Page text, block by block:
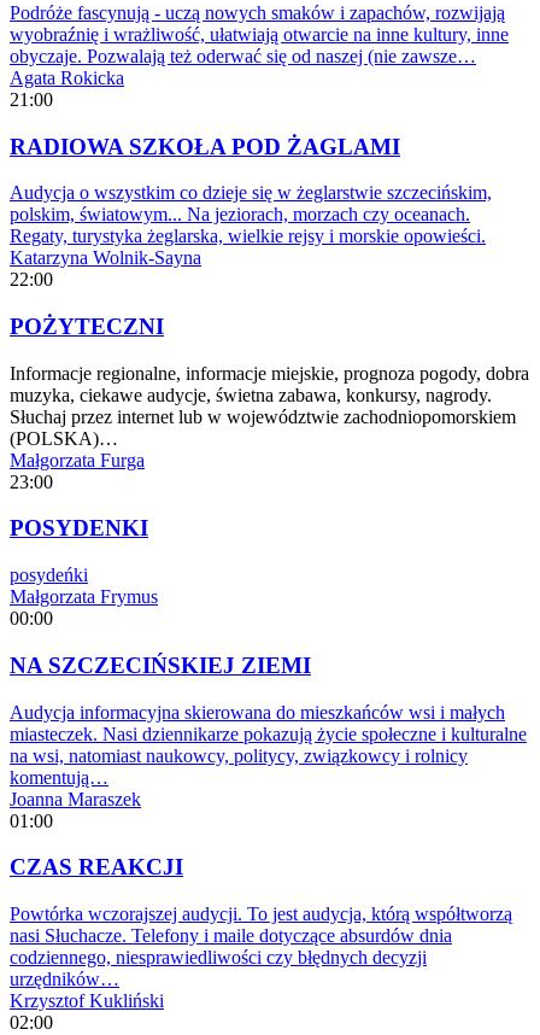
Podróże fascynują - uczą nowych smaków i zapachów, rozwijają
wyobraźnię i wrażliwość, ułatwiają otwarcie na inne kultury, inne
obyczaje. Pozwalają też oderwać się od naszej (nie zawsze…
Agata Rokicka
21:00
RADIOWA SZKOŁA POD ŻAGLAMI
Audycja o wszystkim co dzieje się w żeglarstwie szczecińskim,
polskim, światowym... Na jeziorach, morzach czy oceanach.
Regaty, turystyka żeglarska, wielkie rejsy i morskie opowieści.
Katarzyna Wolnik-Sayna
22:00
POŻYTECZNI
Informacje regionalne, informacje miejskie, prognoza pogody, dobra
muzyka, ciekawe audycje, świetna zabawa, konkursy, nagrody.
Słuchaj przez internet lub w województwie zachodniopomorskiem
(POLSKA)…
Małgorzata Furga
23:00
POSYDENKI
posydeńki
Małgorzata Frymus
00:00
NA SZCZECIŃSKIEJ ZIEMI
Audycja informacyjna skierowana do mieszkańców wsi i małych
miasteczek. Nasi dziennikarze pokazują życie społeczne i kulturalne
na wsi, natomiast naukowcy, politycy, związkowcy i rolnicy
komentują…
Joanna Maraszek
01:00
CZAS REAKCJI
Powtórka wczorajszej audycji. To jest audycja, którą współtworzą
nasi Słuchacze. Telefony i maile dotyczące absurdów dnia
codziennego, niesprawiedliwości czy błędnych decyzji
urzędników…
Krzysztof Kukliński
02:00